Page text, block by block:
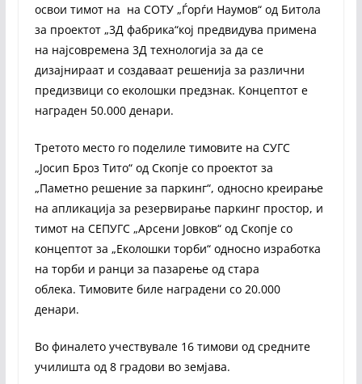
освои тимот на на СОТУ „Ѓорѓи Наумов“ од Битола
за проектот „3Д фабрика“кој предвидува примена
на најсовремена 3Д технологија за да се
дизајнираат и создаваат решенија за различни
предизвици со еколошки предзнак. Концептот е
награден 50.000 денари.
Третото место го поделиле тимовите на СУГС
„Јосип Броз Тито“ од Скопје со проектот за
„Паметно решение за паркинг“, односно креирање
на апликација за резервирање паркинг простор, и
тимот на СЕПУГС „Арсени Јовков“ од Скопје со
концептот за „Еколошки торби“ односно изработка
на торби и ранци за пазарење од стара
облека. Тимовите биле наградени со 20.000
денари.
Во финалето учествувале 16 тимови од средните
училишта од 8 градови во земјава.